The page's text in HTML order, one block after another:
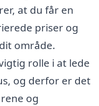
at du får en
priser og
område.
rolle i at lede
og derfor er det
og